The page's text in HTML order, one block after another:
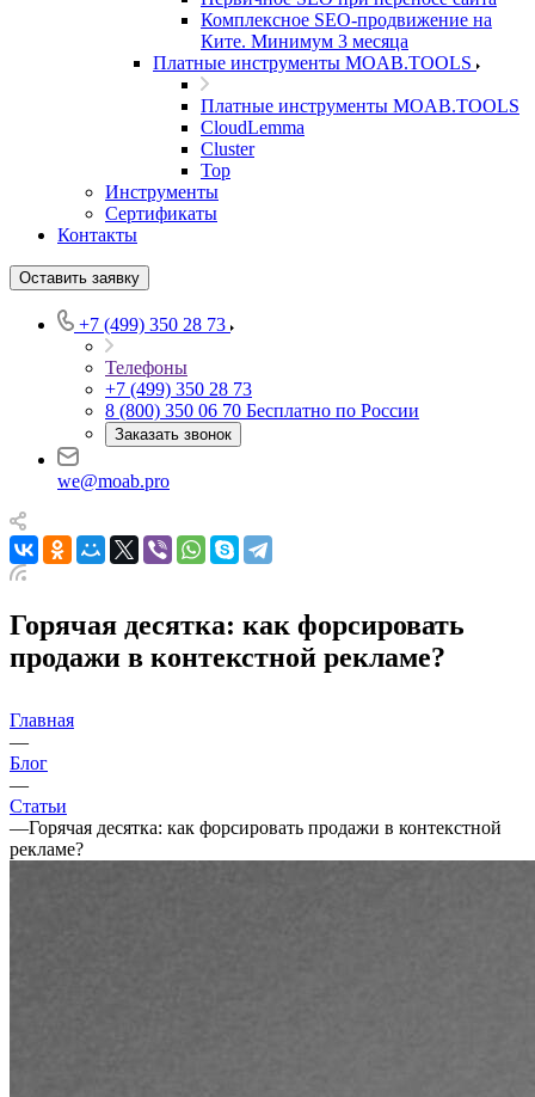
Комплексное SEO-продвижение на
Ките. Минимум 3 месяца
Платные инструменты MOAB.TOOLS
Платные инструменты MOAB.TOOLS
CloudLemma
Cluster
Top
Инструменты
Сертификаты
Контакты
Оставить заявку
+7 (499) 350 28 73
Телефоны
+7 (499) 350 28 73
8 (800) 350 06 70 Бесплатно по России
Заказать звонок
we@moab.pro
Горячая десятка: как форсировать
продажи в контекстной рекламе?
Главная
—
Блог
—
Статьи
—Горячая десятка: как форсировать продажи в контекстной
рекламе?